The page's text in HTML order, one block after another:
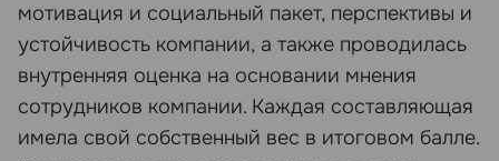
мотивация и социальный пакет, перспективы и
устойчивость компании, а также проводилась
внутренняя оценка на основании мнения
сотрудников компании. Каждая составляющая
имела свой собственный вес в итоговом балле.